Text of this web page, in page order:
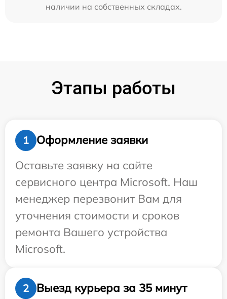
наличии на собственных складах.
Этапы работы
1
Оформление заявки
Оставьте заявку на сайте
сервисного центра Microsoft. Наш
менеджер перезвонит Вам для
уточнения стоимости и сроков
ремонта Вашего устройства
Microsoft.
2
Выезд курьера за 35 минут